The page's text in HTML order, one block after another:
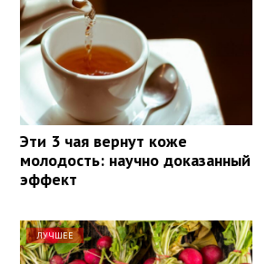
Эти 3 чая вернут коже
молодость: научно доказанный
эффект
ЛУЧШЕЕ